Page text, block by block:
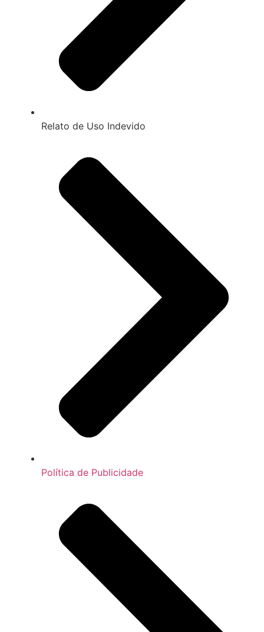
Relato de Uso Indevido
Política de Publicidade